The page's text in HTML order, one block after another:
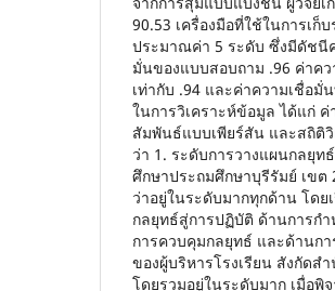
90.53 เครื่องมือที่ใช้ในการเ
ประมาณค่า 5 ระดับ ซึ่งมีดัชนี
มั่นของแบบสอบถาม .96 ค่าค
เท่ากับ .94 และค่าความเชื่อมั่
ในการวิเคราะห์ข้อมูล ได้แก่
สัมพันธ์แบบเพียร์สัน และสถิติ
ว่า 1. ระดับการวางแผนกลยุท
ศึกษาประถมศึกษาบุรีรัมย์ เข
ว่าอยู่ในระดับมากทุกด้าน โดย
กลยุทธ์สู่การปฏิบัติ ด้านการก
การควบคุมกลยุทธ์ และด้านก
ของผู้บริหารโรงเรียน สังกัดส
โดยรวมอยู่ในระดับมาก เมื่อ